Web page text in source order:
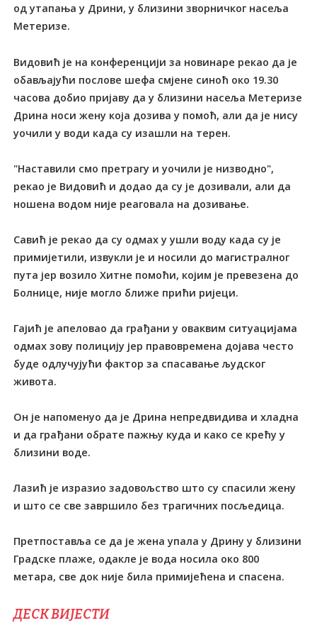
од утапања у Дрини, у близини зворничког насеља
Метеризе.
Видовић је на конференцији за новинаре рекао да је
обављајући послове шефа смјене синоћ око 19.30
часова добио пријаву да у близини насеља Метеризе
Дрина носи жену која дозива у помоћ, али да је нису
уочили у води када су изашли на терен.
"Наставили смо претрагу и уочили је низводно",
рекао је Видовић и додао да су је дозивали, али да
ношена водом није реаговала на дозивање.
Савић је рекао да су одмах у ушли воду када су је
примијетили, извукли је и носили до магистралног
пута јер возило Хитне помоћи, којим је превезена до
Болнице, није могло ближе прићи ријеци.
Гајић је апеловао да грађани у оваквим ситуацијама
одмах зову полицију јер правовремена дојава често
буде одлучујући фактор за спасавање људског
живота.
Он је напоменуо да је Дрина непредвидива и хладна
и да грађани обрате пажњу куда и како се крећу у
близини воде.
Лазић је изразио задовољство што су спасили жену
и што се све завршило без трагичних посљедица.
Претпоставља се да је жена упала у Дрину у близини
Градске плаже, одакле је вода носила око 800
метара, све док није била примијећена и спасена.
ДЕСК ВИЈЕСТИ